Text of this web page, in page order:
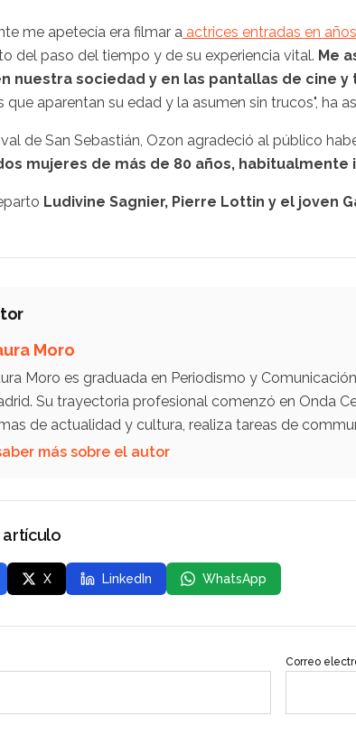
me apetecía era filmar a actrices entradas en años
del paso del tiempo y de su experiencia vital. Me
nuestra sociedad y en las pantallas de cine y
que aparentan su edad y la asumen sin trucos", ha
de San Sebastián, Ozon agradeció al público
mujeres de más de 80 años, habitualmente
Ludivine Sagnier, Pierre Lottin y el joven
Moro
Moro es graduada en Periodismo y
Su trayectoria profesional comenzó en Onda
de actualidad y cultura, realiza tareas de
más sobre el autor
artículo
X LinkedIn WhatsApp
Correo